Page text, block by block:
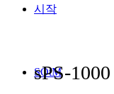
시작
SOtM
sPS-1000